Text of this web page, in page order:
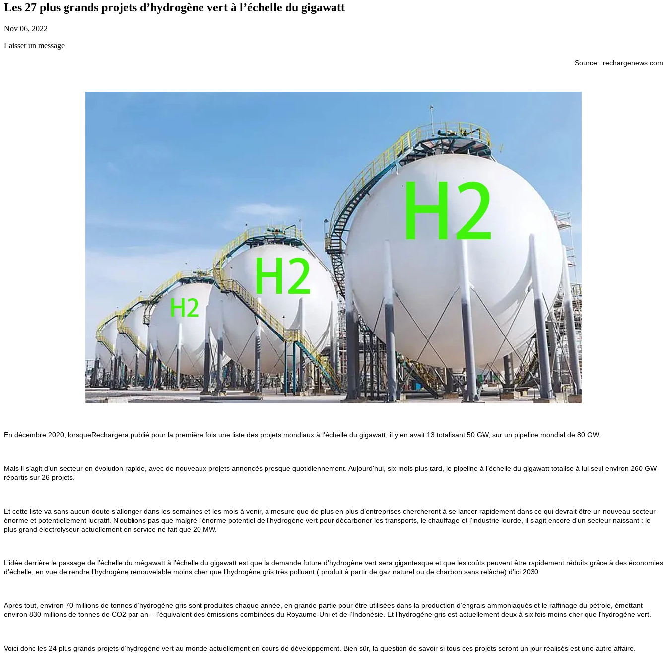
Les 27 plus grands projets d’hydrogène vert à l’échelle du gigawatt
Nov 06, 2022
Laisser un message
Source : rechargenews.com
En décembre 2020, lorsqueRechargera publié pour la première fois une liste des projets mondiaux à l'échelle du gigawatt, il y en avait 13 totalisant 50 GW, sur un pipeline mondial de 80 GW.
Mais il s’agit d’un secteur en évolution rapide, avec de nouveaux projets annoncés presque quotidiennement. Aujourd’hui, six mois plus tard, le pipeline à l’échelle du gigawatt totalise à lui seul environ 260 GW
répartis sur 26 projets.
Et cette liste va sans aucun doute s’allonger dans les semaines et les mois à venir, à mesure que de plus en plus d’entreprises chercheront à se lancer rapidement dans ce qui devrait être un nouveau secteur
énorme et potentiellement lucratif. N'oublions pas que malgré l'énorme potentiel de l'hydrogène vert pour décarboner les transports, le chauffage et l'industrie lourde, il s'agit encore d'un secteur naissant : le
plus grand électrolyseur actuellement en service ne fait que 20 MW.
L’idée derrière le passage de l’échelle du mégawatt à l’échelle du gigawatt est que la demande future d’hydrogène vert sera gigantesque et que les coûts peuvent être rapidement réduits grâce à des économies
d’échelle, en vue de rendre l’hydrogène renouvelable moins cher que l’hydrogène gris très polluant ( produit à partir de gaz naturel ou de charbon sans relâche) d’ici 2030.
Après tout, environ 70 millions de tonnes d’hydrogène gris sont produites chaque année, en grande partie pour être utilisées dans la production d’engrais ammoniaqués et le raffinage du pétrole, émettant
environ 830 millions de tonnes de CO2 par an – l’équivalent des émissions combinées du Royaume-Uni et de l’Indonésie. Et l’hydrogène gris est actuellement deux à six fois moins cher que l’hydrogène vert.
Voici donc les 24 plus grands projets d’hydrogène vert au monde actuellement en cours de développement. Bien sûr, la question de savoir si tous ces projets seront un jour réalisés est une autre affaire.